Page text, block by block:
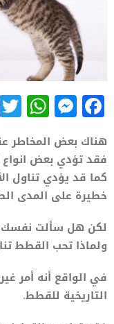
Facebook
هناك بعض المخاطر
فقد تؤدي بعض
كما قد يؤدي تناول
خطيرة على المدى
لكن هل سألت نفسك
ولماذا تحب القطط
في الواقع أنه أمر
التاريخية للقطط.